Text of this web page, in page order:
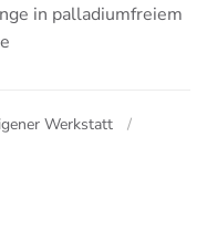
in palladiumfreiem
Werkstatt